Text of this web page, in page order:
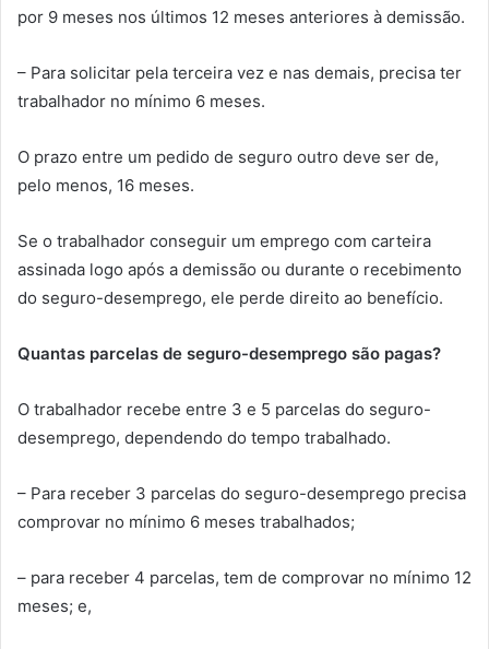
por 9 meses nos últimos 12 meses anteriores à demissão.
– Para solicitar pela terceira vez e nas demais, precisa ter
trabalhador no mínimo 6 meses.
O prazo entre um pedido de seguro outro deve ser de,
pelo menos, 16 meses.
Se o trabalhador conseguir um emprego com carteira
assinada logo após a demissão ou durante o recebimento
do seguro-desemprego, ele perde direito ao benefício.
Quantas parcelas de seguro-desemprego são pagas?
O trabalhador recebe entre 3 e 5 parcelas do seguro-
desemprego, dependendo do tempo trabalhado.
– Para receber 3 parcelas do seguro-desemprego precisa
comprovar no mínimo 6 meses trabalhados;
– para receber 4 parcelas, tem de comprovar no mínimo 12
meses; e,